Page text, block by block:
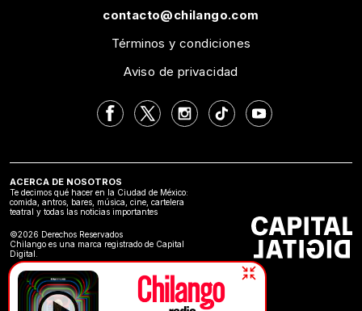
contacto@chilango.com
Términos y condiciones
Aviso de privacidad
ACERCA DE NOSOTROS
Te decimos qué hacer en la Ciudad de México:
comida, antros, bares, música, cine, cartelera
teatral y todas las noticias importantes
©2026 Derechos Reservados
Chilango es una marca registrado de Capital
Digital.